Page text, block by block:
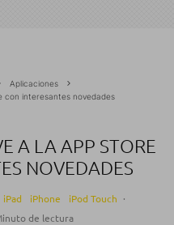
Aplicaciones
con interesantes novedades
A LA APP STORE
NOVEDADES
iPad iPhone iPod Touch ·
de lectura